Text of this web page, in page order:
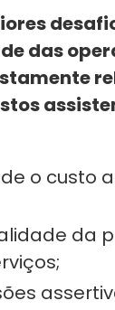
das
o custo
da